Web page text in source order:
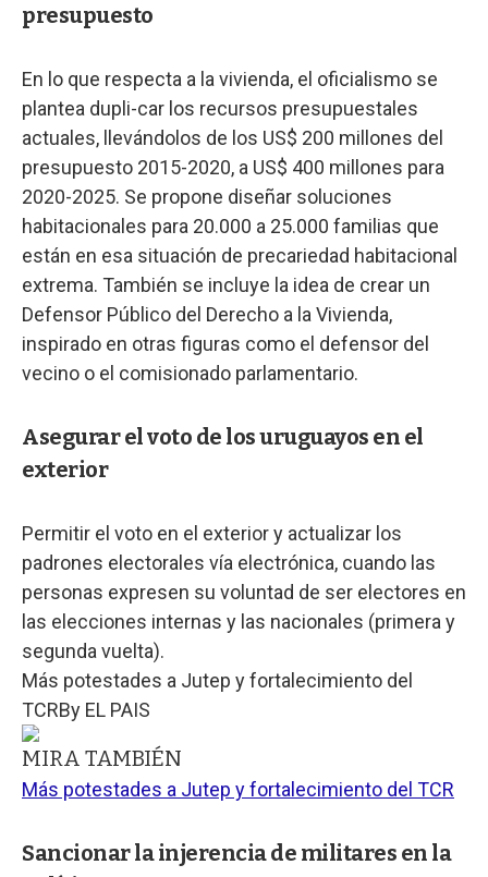
presupuesto
En lo que respecta a la vivienda, el oficialismo se
plantea dupli-car los recursos presupuestales
actuales, llevándolos de los US$ 200 millones del
presupuesto 2015-2020, a US$ 400 millones para
2020-2025. Se propone diseñar soluciones
habitacionales para 20.000 a 25.000 familias que
están en esa situación de precariedad habitacional
extrema. También se incluye la idea de crear un
Defensor Público del Derecho a la Vivienda,
inspirado en otras figuras como el defensor del
vecino o el comisionado parlamentario.
Asegurar el voto de los uruguayos en el
exterior
Permitir el voto en el exterior y actualizar los
padrones electorales vía electrónica, cuando las
personas expresen su voluntad de ser electores en
las elecciones internas y las nacionales (primera y
segunda vuelta).
Más potestades a Jutep y fortalecimiento del
TCRBy EL PAIS
MIRA TAMBIÉN
Más potestades a Jutep y fortalecimiento del TCR
Sancionar la injerencia de militares en la